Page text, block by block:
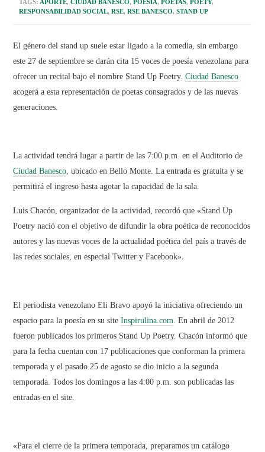
TAGS: APORTE,CIUDAD BANESCO,POESÍA,POETAS,POETY,
RESPONSABILIDAD SOCIAL,RSE,RSE BANESCO,STAND UP
El género del stand up suele estar ligado a la comedia, sin embargo
este 27 de septiembre se darán cita 15 voces de poesía venezolana para
ofrecer un recital bajo el nombre Stand Up Poetry.Ciudad Banesco
acogerá a esta representación de poetas consagrados y de las nuevas
generaciones.
La actividad tendrá lugar a partir de las 7:00 p.m. en el Auditorio de
Ciudad Banesco, ubicado en Bello Monte. La entrada es gratuita y se
permitirá el ingreso hasta agotar la capacidad de la sala.
Luis Chacón, organizador de la actividad, recordó que «Stand Up
Poetry nació con el objetivo de difundir la obra poética de reconocidos
autores y las nuevas voces de la actualidad poética del país a través de
las redes sociales, en especial Twitter y Facebook».
El periodista venezolano Eli Bravo apoyó la iniciativa ofreciendo un
espacio para la poesía en su siteInspirulina.com. En abril de 2012
fueron publicados los primeros Stand Up Poetry. Chacón informó que
para la fecha cuentan con 17 publicaciones que conforman la primera
temporada y el pasado 25 de agosto se dio inicio a la segunda
temporada. Todos los domingos a las 4:00 p.m. son publicadas las
entradas en el site.
«Para el cierre de la primera temporada, preparamos un catálogo